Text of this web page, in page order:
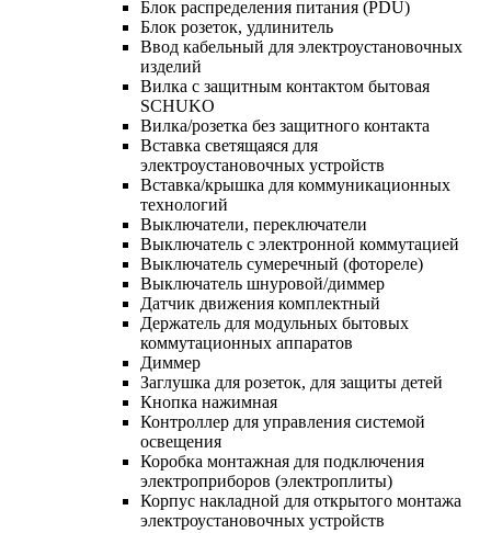
Блок распределения питания (PDU)
Блок розеток, удлинитель
Ввод кабельный для электроустановочных
изделий
Вилка с защитным контактом бытовая
SCHUKO
Вилка/розетка без защитного контакта
Вставка светящаяся для
электроустановочных устройств
Вставка/крышка для коммуникационных
технологий
Выключатели, переключатели
Выключатель с электронной коммутацией
Выключатель сумеречный (фотореле)
Выключатель шнуровой/диммер
Датчик движения комплектный
Держатель для модульных бытовых
коммутационных аппаратов
Диммер
Заглушка для розеток, для защиты детей
Кнопка нажимная
Контроллер для управления системой
освещения
Коробка монтажная для подключения
электроприборов (электроплиты)
Корпус накладной для открытого монтажа
электроустановочных устройств